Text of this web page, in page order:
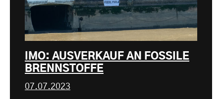
IMO: AUSVERKAUF AN FOSSILE
BRENNSTOFFE
07.07.2023